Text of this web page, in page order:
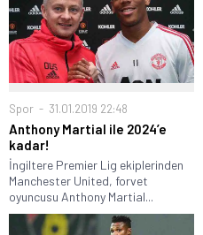
Spor 31.01.2019 22:48
Anthony Martial ile 2024’e
kadar!
İngiltere Premier Lig ekiplerinden
Manchester United, forvet
oyuncusu Anthony Martial...